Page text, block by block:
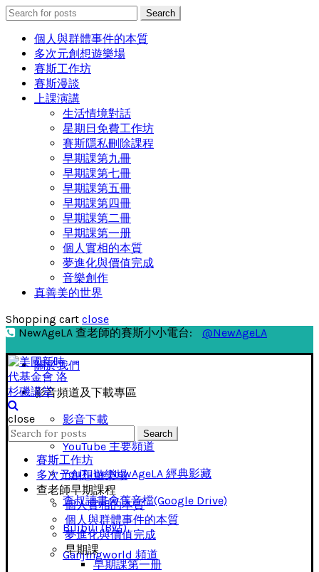
Search
for:
Search
個人與群體事件的本質
多次元創想遊樂場
賽斯工作坊
賽斯漫談
上課演講
生活情境對話
星期日免費工作坊
賽斯隱私刪除課程
早期課第九冊
早期課第七冊
早期課第五冊
早期課第四冊
早期課第二冊
早期課第一册
個人實相的本質
夢進化與價值完成
音樂創作
真善美的世界
Shopping cart close
NewAgeLA 查老師的賽斯小小電台:
@NewAgeLA
關於我們
影音頻道及下載專區
影音下載
YouTube 主要頻道
YouTube NewAgeLA 經典影藏
查叔讀書會舊音檔(Google Drive)
Bilibili (B站)
Ganjingworld 頻道
close
Search
for:
Search
賽斯工作坊
多次元創想遊樂場
查老師早期課程
個人實相的本質
個人與群體事件的本質
夢進化與價值完成
早期課
早期課第一册